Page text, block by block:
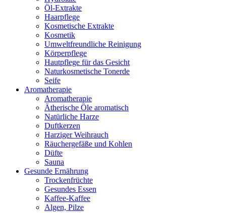
Öl-Extrakte
Haarpflege
Kosmetische Extrakte
Kosmetik
Umweltfreundliche Reinigung
Körperpflege
Hautpflege für das Gesicht
Naturkosmetische Tonerde
Seife
Aromatherapie
Aromatherapie
Ätherische Öle aromatisch
Natürliche Harze
Duftkerzen
Harziger Weihrauch
Räuchergefäße und Kohlen
Düfte
Sauna
Gesunde Ernährung
Trockenfrüchte
Gesundes Essen
Kaffee-Kaffee
Algen, Pilze